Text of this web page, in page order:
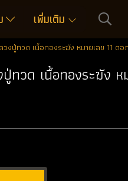
เพิ่มเติม
งปู่ทวด เนื้อทองระฆัง หมายเลข 11 ตอ
วด เนื้อทองระฆัง ห